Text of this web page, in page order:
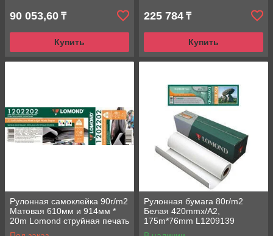
90 053,60 ₸
Купить
225 784 ₸
Купить
Рулонная самоклейка 90г/m2
Матовая 610мм и 914мм *
20m Lomond струйная печать
Рулонная бумага 80г/m2
Белая 420mmx/A2,
175m*76mm L1209139
Lomond Стандарт струйная